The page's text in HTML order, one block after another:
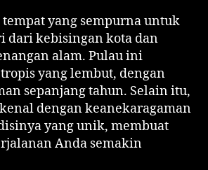
yang sempurna untuk
dari kebisingan kota dan
alam. Pulau ini
yang lembut, dengan
sepanjang tahun. Selain itu,
dengan keanekaragaman
yang unik, membuat
Anda semakin